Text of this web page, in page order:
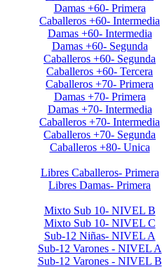
Damas +60- Primera
Caballeros +60- Intermedia
Damas +60- Intermedia
Damas +60- Segunda
Caballeros +60- Segunda
Caballeros +60- Tercera
Caballeros +70- Primera
Damas +70- Primera
Damas +70- Intermedia
Caballeros +70- Intermedia
Caballeros +70- Segunda
Caballeros +80- Unica
Libres Caballeros- Primera
Libres Damas- Primera
Mixto Sub 10- NIVEL B
Mixto Sub 10- NIVEL C
Sub-12 Niñas- NIVEL A
Sub-12 Varones - NIVEL A
Sub-12 Varones - NIVEL B